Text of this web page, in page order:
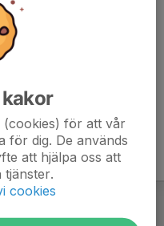
(cookies) för att vår
för dig. De används
att hjälpa oss att
cookies